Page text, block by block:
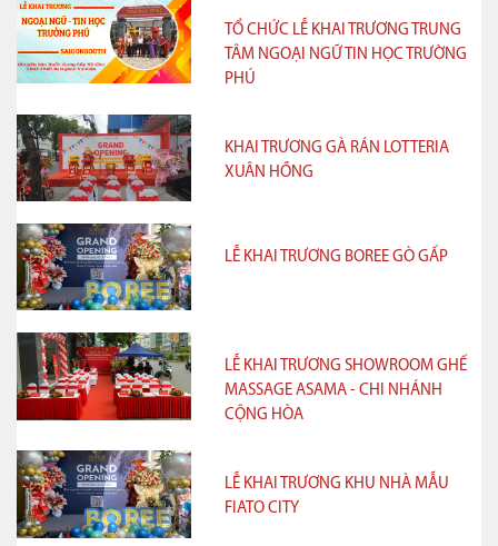
TỔ CHỨC LỄ KHAI TRƯƠNG TRUNG
TÂM NGOẠI NGỮ TIN HỌC TRƯỜNG
PHÚ
KHAI TRƯƠNG GÀ RÁN LOTTERIA
XUÂN HỒNG
LỄ KHAI TRƯƠNG BOREE GÒ GẤP
LỄ KHAI TRƯƠNG SHOWROOM GHẾ
MASSAGE ASAMA - CHI NHÁNH
CỘNG HÒA
LỄ KHAI TRƯƠNG KHU NHÀ MẪU
FIATO CITY